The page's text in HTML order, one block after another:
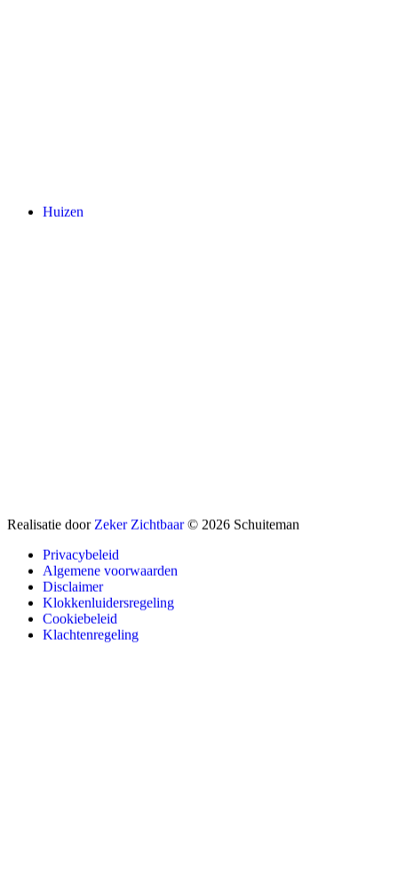
Huizen
Realisatie door Zeker Zichtbaar © 2026 Schuiteman
Privacybeleid
Algemene voorwaarden
Disclaimer
Klokkenluidersregeling
Cookiebeleid
Klachtenregeling